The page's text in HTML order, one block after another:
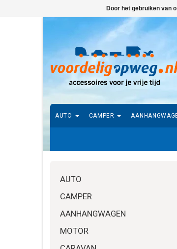
AUTO CAMPER
AUTO
CAMPER
AANHANGWAGEN
MOTOR
Door het gebruiken van